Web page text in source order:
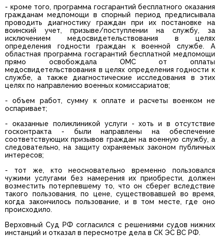
- кроме того, программа госгарантий бесплатного оказания
гражданам медпомощи в спорный период предписывала
проводить диагностику граждан при их постановке на
воинский учет, призыве/поступлении на службу, за
исключением медосвидетельствования в целях
определения годности граждан к военной службе. А
областная программа госгарантий бесплатной медпомощи
прямо освобождала ОМС от оплаты
медосвидетельствования в целях определения годности к
службе, а также диагностические исследования в этих
целях по направлению военных комиссариатов;
- объем работ, сумму к оплате и расчеты военком не
оспаривает;
- оказанные поликлиникой услуги - хоть и в отсутствие
госконтракта - были направлены на обеспечение
соответствующих призывов граждан на военную службу, а
следовательно, на защиту охраняемых законом публичных
интересов;
- тот же, кто неосновательно временно пользовался
чужими услугами без намерения их приобрести, должен
возместить потерпевшему то, что он сберег вследствие
такого пользования, по цене, существовавшей во время,
когда закончилось пользование, и в том месте, где оно
происходило.
Верховный Суд РФ согласился с решениями судов нижних
инстанций и отказал в пересмотре дела в СК ЭС ВС РФ.